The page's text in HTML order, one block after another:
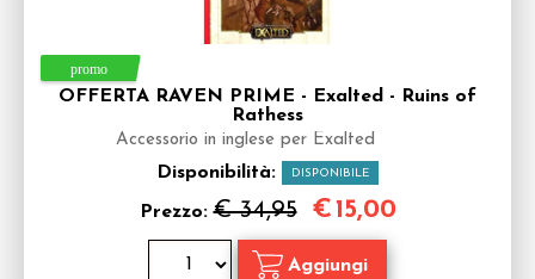
OFFERTA RAVEN PRIME - Exalted - Ruins of
Rathess
Accessorio in inglese per Exalted
Disponibilità: DISPONIBILE
Prezzo:€ 34,95 €15,00